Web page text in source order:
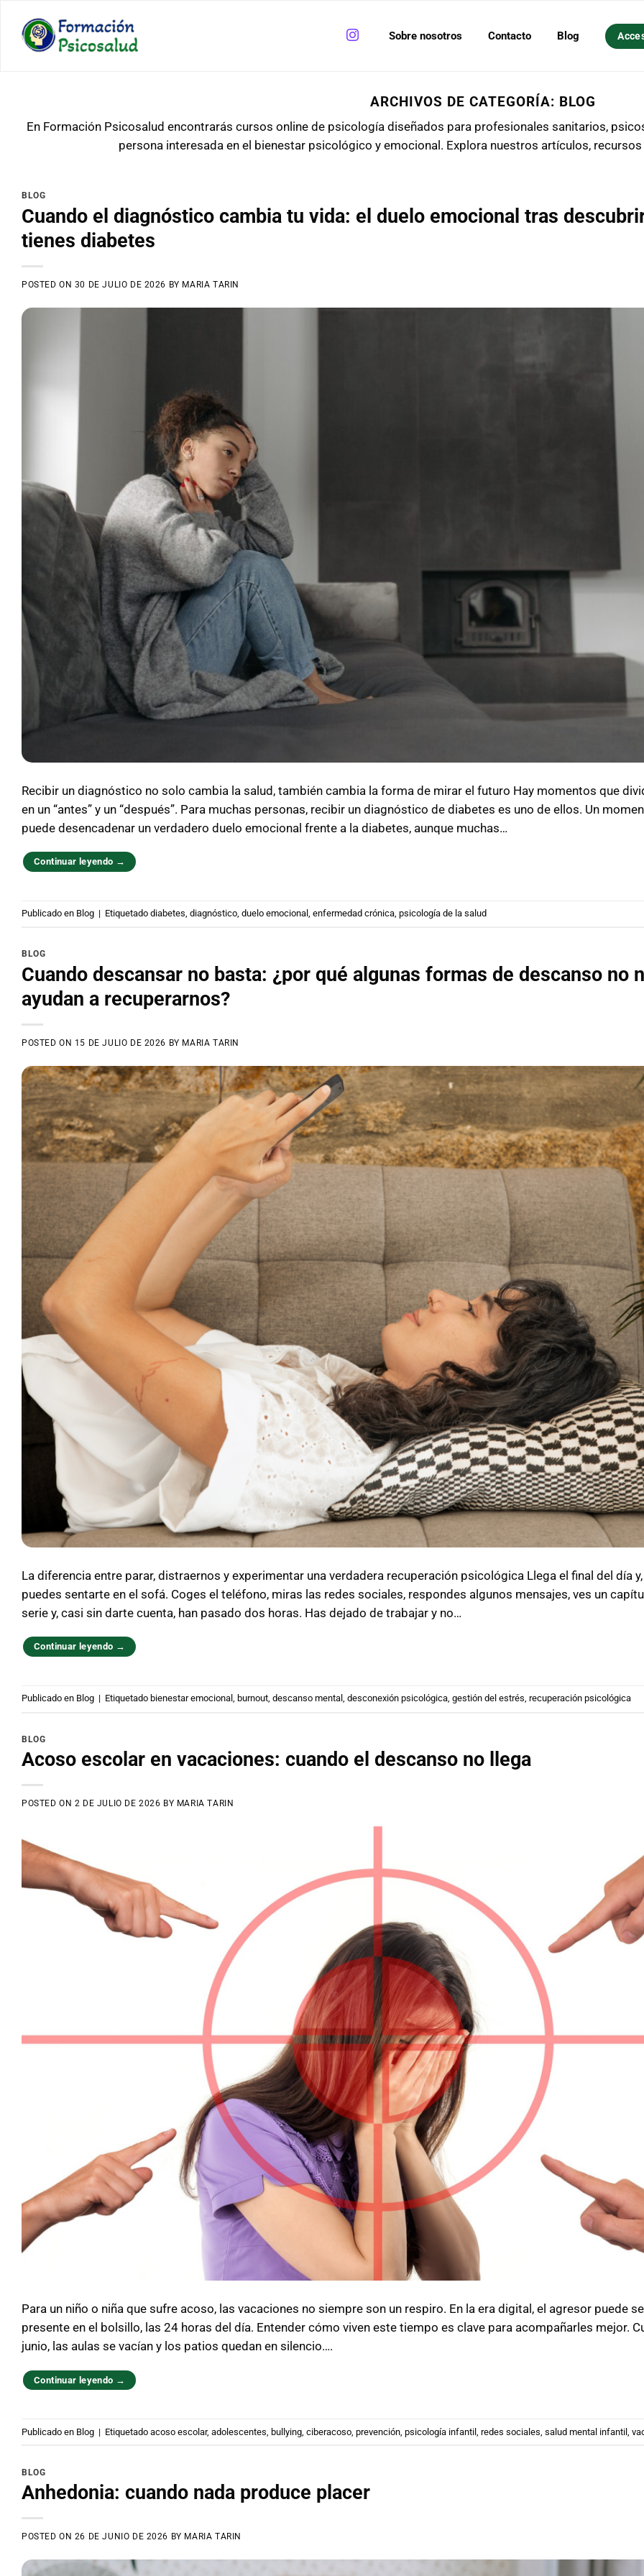
contenido
Sobre nosotros Contacto Blog
ARCHIVOS DE CATEGORÍA: BLOG
En Formación Psicosalud encontrarás cursos online de psicología diseñados para profesionales sanitarios,
persona interesada en el bienestar psicológico y emocional. Explora nuestros artículos,
BLOG
Cuando el diagnóstico cambia tu vida: el duelo emocional tras
tienes diabetes
POSTED ON 30 DE JULIO DE 2026 BY MARIA TARIN
Recibir un diagnóstico no solo cambia la salud, también cambia la forma de mirar el futuro Hay momentos que
en un “antes” y un “después”. Para muchas personas, recibir un diagnóstico de diabetes es uno de ellos. Un
puede desencadenar un verdadero duelo emocional frente a la diabetes, aunque muchas…
Continuar leyendo →
Publicado en Blog | Etiquetado diabetes, diagnóstico, duelo emocional , enfermedad crónica, psicología de la salud
BLOG
Cuando descansar no basta: ¿por qué algunas formas de descanso no
ayudan a recuperarnos?
POSTED ON 15 DE JULIO DE 2026 BY MARIA TARIN
La diferencia entre parar, distraernos y experimentar una verdadera recuperación psicológica Llega el final del día
puedes sentarte en el sofá. Coges el teléfono, miras las redes sociales, respondes algunos mensajes, ves un
serie y, casi sin darte cuenta, han pasado dos horas. Has dejado de trabajar y no…
Continuar leyendo →
Publicado en Blog | Etiquetado bienestar emocional , burnout, descanso mental , desconexión psicológica, gestión del estrés, recuperación psicológica
BLOG
Acoso escolar en vacaciones: cuando el descanso no llega
POSTED ON 2 DE JULIO DE 2026 BY MARIA TARIN
Para un niño o niña que sufre acoso, las vacaciones no siempre son un respiro. En la era digital, el agresor puede
presente en el bolsillo, las 24 horas del día. Entender cómo viven este tiempo es clave para acompañarles mejor.
junio, las aulas se vacían y los patios quedan en silencio….
Continuar leyendo →
Publicado en Blog | Etiquetado acoso escolar, adolescentes bullying ciberacoso prevención psicología infantil redes sociales salud mental infantil
BLOG
Anhedonia: cuando nada produce placer
POSTED ON 26 DE JUNIO DE 2026 BY MARIA TARIN